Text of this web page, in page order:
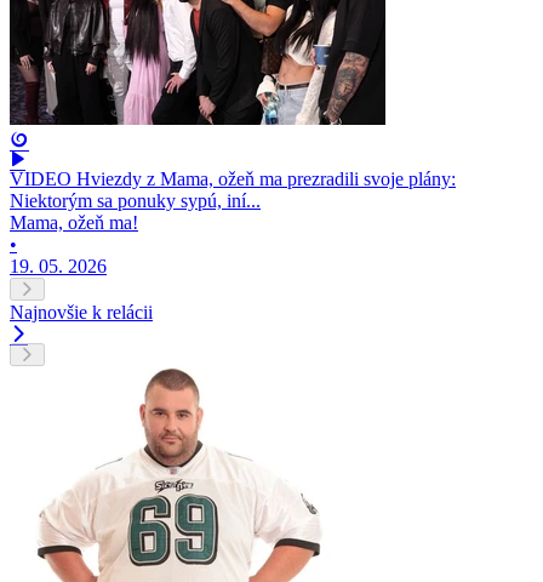
VIDEO Hviezdy z Mama, ožeň ma prezradili svoje plány:
Niektorým sa ponuky sypú, iní...
Mama, ožeň ma!
•
19. 05. 2026
Najnovšie k relácii